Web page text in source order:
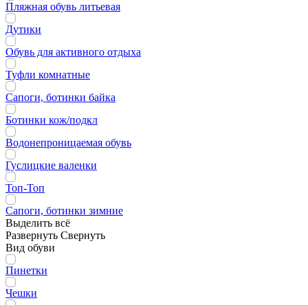
Пляжная обувь литьевая
Дутики
Обувь для активного отдыха
Туфли комнатные
Сапоги, ботинки байка
Ботинки кож/подкл
Водонепроницаемая обувь
Гуслицкие валенки
Топ-Топ
Сапоги, ботинки зимние
Выделить всё
Развернуть Свернуть
Вид обуви
Пинетки
Чешки